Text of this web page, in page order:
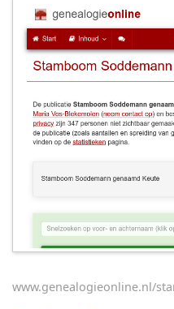
www.genealogieonline.nl/